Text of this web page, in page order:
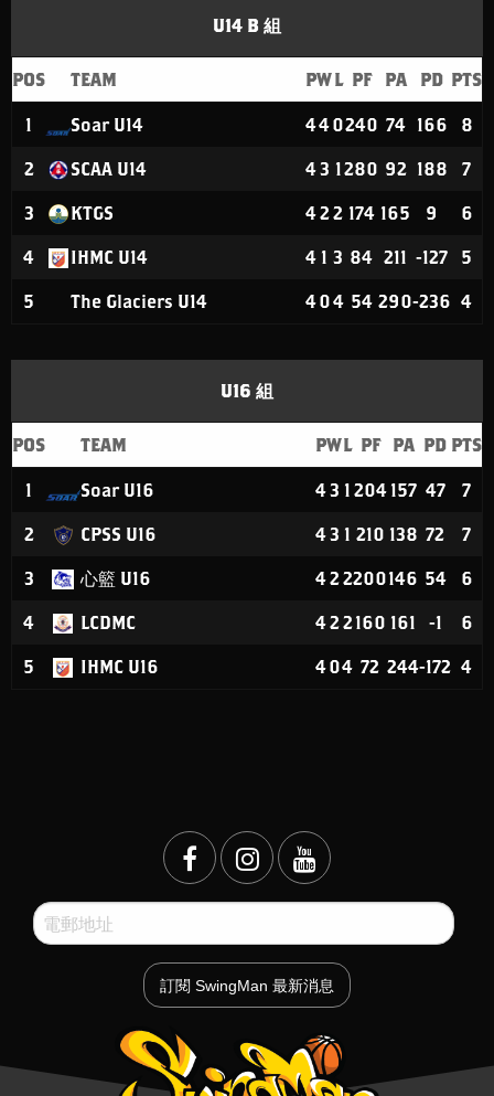
U14 B 組
POS TEAM PWL PF PA PD PTS
1 Soar U14 440240 74 166 8
2 SCAA U14 43 1280 92 188 7
3 KTGS 422 174 165 9 6
4 IHMC U14 4 1 3 84 211 -127 5
5 The Glaciers U14 404 54 290-236 4
U16 組
POS TEAM PWL PF PA PD PTS
1 Soar U16 43 1 204 157 47 7
2 CPSS U16 43 1 210 138 72 7
3 心籃 U16 422200146 54 6
4 LCDMC 422160 161 -1 6
5 IHMC U16 404 72 244-172 4